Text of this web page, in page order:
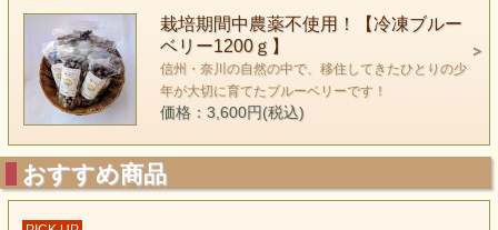
栽培期間中農薬不使用！【冷凍ブルー
ベリー1200ｇ】
信州・奈川の自然の中で、移住してきたひとりの少
年が大切に育てたブルーベリーです！
価格：3,600円(税込)
おすすめ商品